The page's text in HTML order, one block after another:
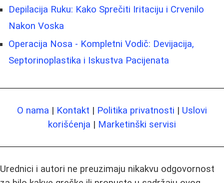
Depilacija Ruku: Kako Sprečiti Iritaciju i Crvenilo
Nakon Voska
Operacija Nosa - Kompletni Vodič: Devijacija,
Septorinoplastika i Iskustva Pacijenata
O nama | Kontakt | Politika privatnosti | Uslovi
korišćenja | Marketinški servisi
Urednici i autori ne preuzimaju nikakvu odgovornost